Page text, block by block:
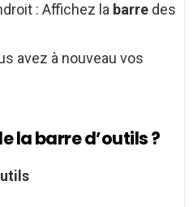
: Affichez la barre des
avez à nouveau vos
la barre d’outils ?